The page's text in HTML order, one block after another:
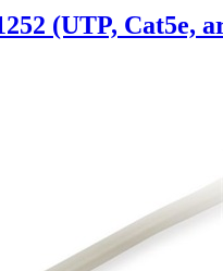
(UTP, Cat5e,